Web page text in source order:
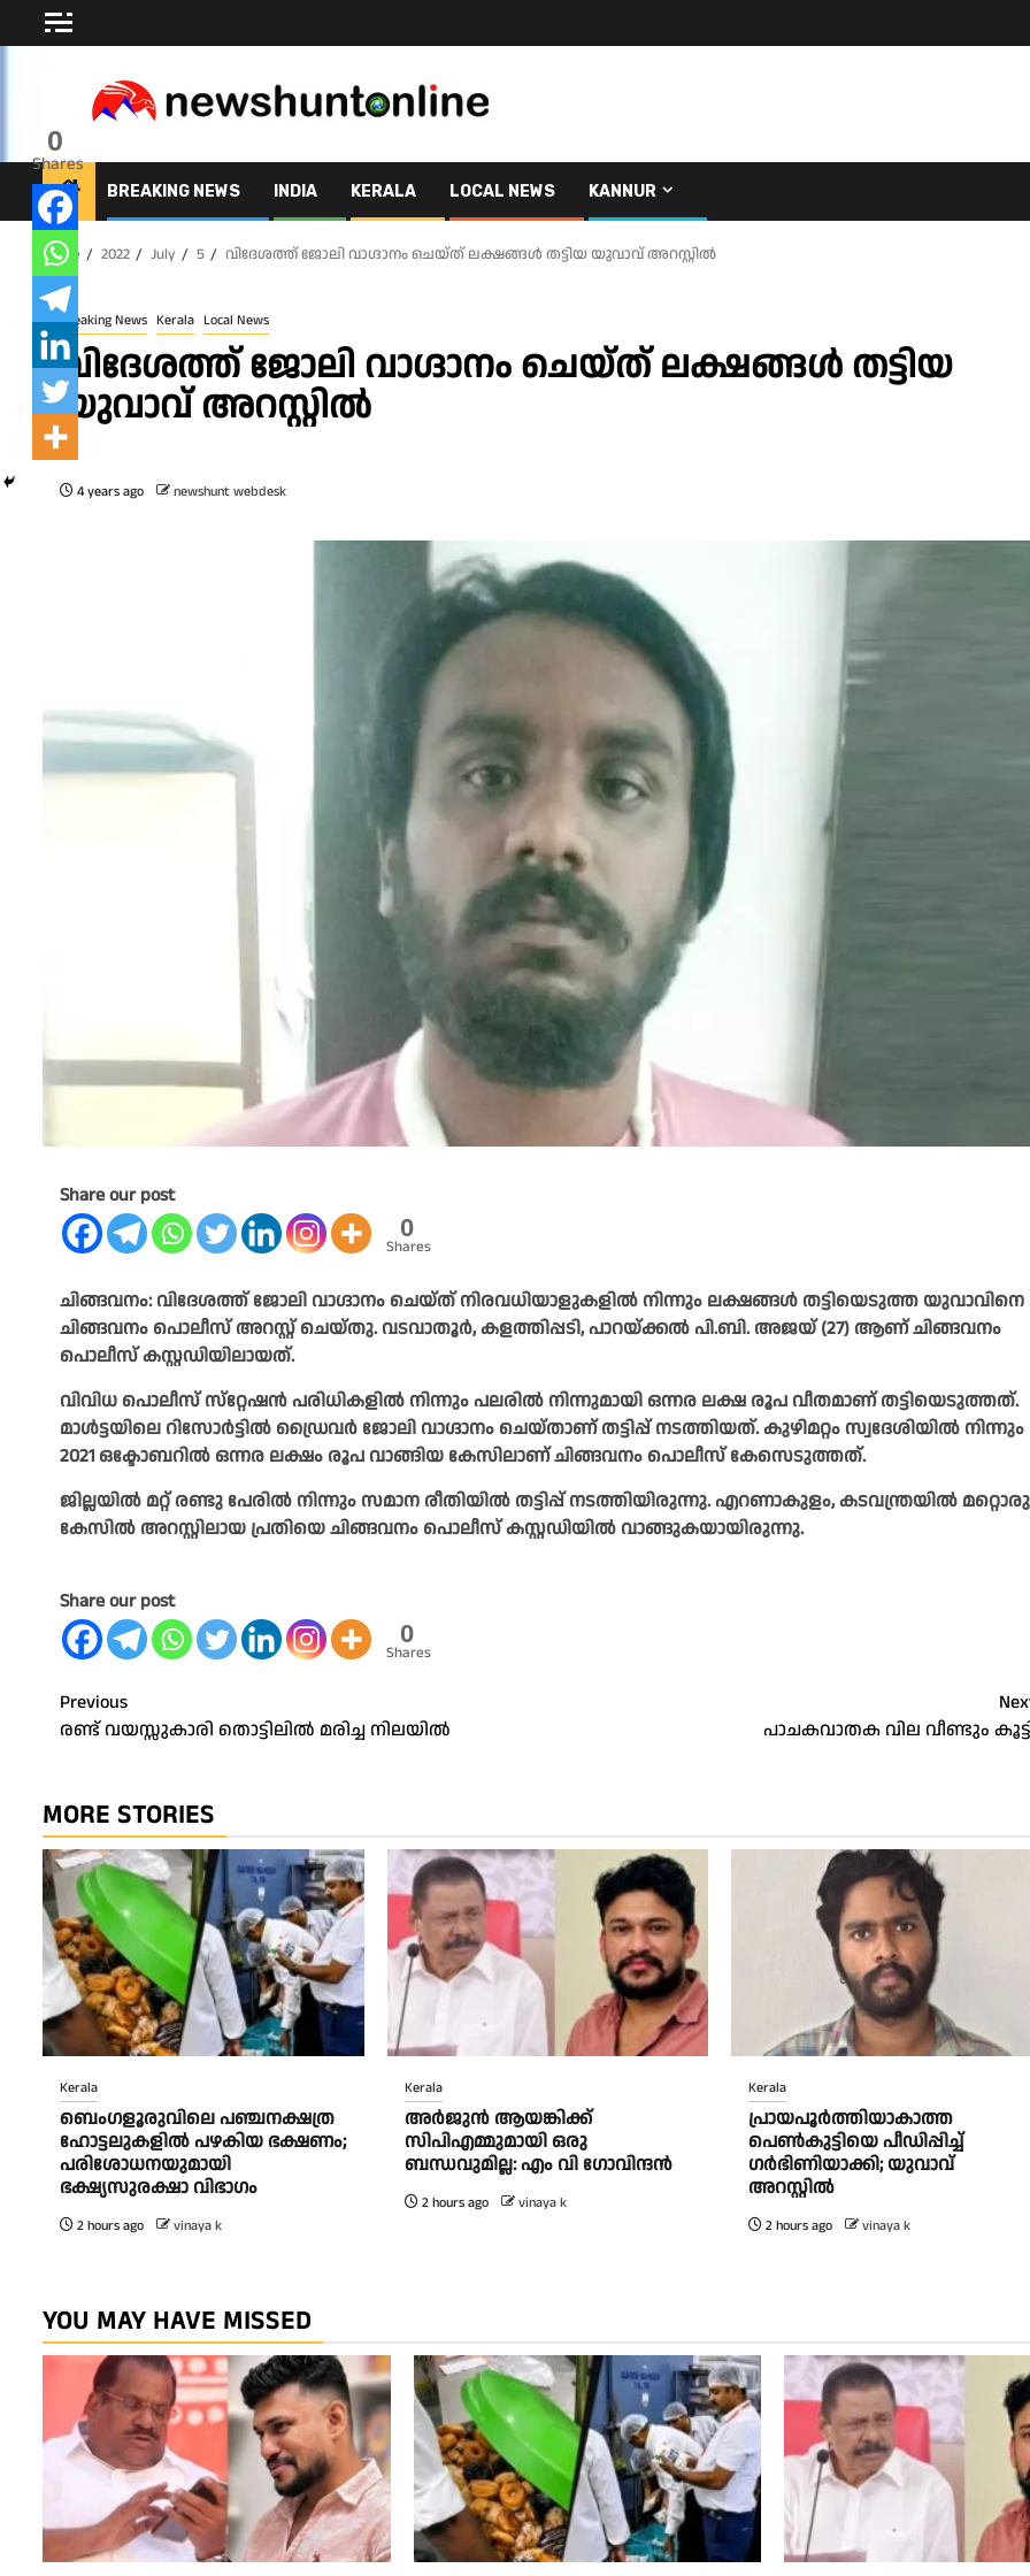
to
BREAKING NEWS INDIA KERALA LOCAL NEWS KANNUR
Home 2022 July 5 വിദേശത്ത് ജോലി വാഗ്ദാനം ചെയ്ത് ലക്ഷങ്ങള്‍ തട്ടിയ യുവാവ് അറസ്റ്റിൽ
Breaking News Kerala Local News
വിദേശത്ത് ജോലി വാഗ്ദാനം ചെയ്ത് ലക്ഷങ്ങള്‍ തട്ടിയ
യുവാവ് അറസ്റ്റിൽ
4 years ago newshunt webdesk
Share our post
0
Shares
ചിങ്ങവനം: വിദേശത്ത് ജോലി വാഗ്ദാനം ചെയ്ത് നിരവധിയാളുകളില്‍ നിന്നും ലക്ഷങ്ങള്‍ തട്ടിയെടുത്ത യുവാവിനെ
ചിങ്ങവനം പൊലീസ് അറസ്റ്റ് ചെയ്തു. വടവാതൂര്‍, കളത്തിപ്പടി, പാറയ്ക്കല്‍ പി.ബി. അജയ് (27) ആണ് ചിങ്ങവനം
പൊലീസ് കസ്റ്റഡിയിലായത്.
വിവിധ പൊലീസ് സ്‌റ്റേഷന്‍ പരിധികളില്‍ നിന്നും പലരില്‍ നിന്നുമായി ഒന്നര ലക്ഷ രൂപ വീതമാണ് തട്ടിയെടുത്തത്.
മാള്‍ട്ടയിലെ റിസോര്‍ട്ടില്‍ ഡ്രൈവര്‍ ജോലി വാഗ്ദാനം ചെയ്താണ് തട്ടിപ്പ് നടത്തിയത്. കുഴിമറ്റം സ്വദേശിയില്‍ നിന്നും
2021 ഒക്ടോബറില്‍ ഒന്നര ലക്ഷം രൂപ വാങ്ങിയ കേസിലാണ് ചിങ്ങവനം പൊലീസ് കേസെടുത്തത്.
ജില്ലയില്‍ മറ്റ് രണ്ടു പേരില്‍ നിന്നും സമാന രീതിയില്‍ തട്ടിപ്പ് നടത്തിയിരുന്നു. എറണാകുളം, കടവന്ത്രയില്‍ മറ്റൊരു
കേസില്‍ അറസ്റ്റിലായ പ്രതിയെ ചിങ്ങവനം പൊലീസ് കസ്റ്റഡിയില്‍ വാങ്ങുകയായിരുന്നു.
Share our post
0
Shares
0
Shares
Post
navigation
Previous
രണ്ട് വയസ്സുകാരി തൊട്ടിലിൽ മരിച്ച നിലയിൽ
പാചകവാതക വില വീണ്ടും
MORE STORIES
Kerala
ബെംഗളൂരുവിലെ പഞ്ചനക്ഷത്ര
ഹോട്ടലുകളിൽ പഴകിയ ഭക്ഷണം;
പരിശോധനയുമായി
ഭക്ഷ്യസുരക്ഷാ വിഭാഗം
2 hours ago vinaya k
Kerala
അര്‍ജുന്‍ ആയങ്കിക്ക്
സിപിഎമ്മുമായി ഒരു
ബന്ധവുമില്ല: എം വി ഗോവിന്ദന്‍
2 hours ago vinaya k
Kerala
പ്രായപൂർത്തിയാകാത്ത
പെൺകുട്ടിയെ പീഡിപ്പിച്ച്
ഗർഭിണിയാക്കി; യുവാവ്
അറസ്റ്റിൽ
2 hours ago vinaya k
YOU MAY HAVE MISSED